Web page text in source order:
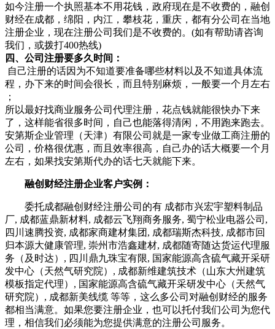
如今注册一个执照基本不用花钱，政府现在是不收费的，融创
财经在成都，绵阳，内江，攀枝花，重庆，都有分公司在当地
注册企业，现在注册公司我们是不收费的。(如有帮助请咨询
我们，或拨打400热线)
四、公司注册要多久时间：
自己注册的话因为不知道要准备哪些材料以及不知道具体流
程，办下来的时间会很长，而且特别麻烦，一般要一个月左右
；
所以最好找商业服务公司代理注册，花点钱就能很快办下来
了，这样能省很多时间，自己也能落得清闲，不用跑来跑去。
安第斯企业管理（天津）有限公司就是一家专业做工商注册的
公司，价格很优惠，而且效率很高，自己办的话大概要一个月
左右，如果找安第斯代办的话七天就能下来。
融创财经注册企业客户实例：
委托成都融创财经注册公司的有 成都市兴宏宇塑料制品
厂, 成都蓝鼎新材料, 成都云飞翔商务服务, 蜀宁松业电器公司,
四川速腾投资, 成都家商建材集团, 成都瑞斯杰科技, 成都市回
归本源大健康管理, 崇州市浩鑫建材, 成都随寄随达货运代理服
务（及时达）, 四川鼎九珠宝有限, 国家能源高含硫气藏开采研
发中心（天然气研究院）, 成都新维建筑技术（山东大州建筑
模板指定代理）, 国家能源高含硫气藏开采研发中心（天然气
研究院）, 成都新美线缆 等等，这么多公司对融创财经的服务
都相当满意。如果您要注册企业，也可以托付我们公司为您代
理，相信我们必须能为您提供满意的注册公司服务。